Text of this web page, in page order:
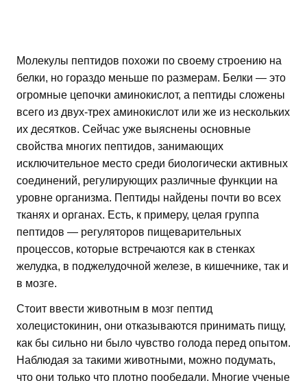
Молекулы пептидов похожи по своему строению на
белки, но гораздо меньше по размерам. Белки — это
огромные цепочки аминокислот, а пептиды сложены
всего из двух-трех аминокислот или же из нескольких
их десятков. Сейчас уже выяснены основные
свойства многих пептидов, занимающих
исключительное место среди биологически активных
соединений, регулирующих различные функции на
уровне организма. Пептиды найдены почти во всех
тканях и органах. Есть, к примеру, целая группа
пептидов — регуляторов пищеварительных
процессов, которые встречаются как в стенках
желудка, в поджелудочной железе, в кишечнике, так и
в мозге.
Стоит ввести животным в мозг пептид
холецистокинин, они отказываются принимать пищу,
как бы сильно ни было чувство голода перед опытом.
Наблюдая за такими животными, можно подумать,
что они только что плотно пообедали. Многие ученые